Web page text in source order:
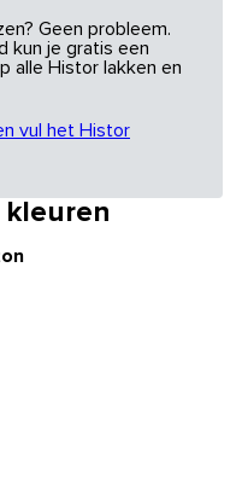
Geen probleem.
kun je gratis een
alle Histor lakken en
vul het Histor
kleuren